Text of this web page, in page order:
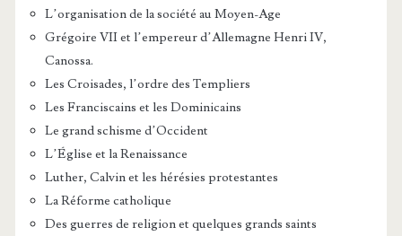
L’organisation de la société au Moyen-Age
Grégoire VII et l’empereur d’Allemagne Henri IV,
Canossa.
Les Croisades, l’ordre des Templiers
Les Franciscains et les Dominicains
Le grand schisme d’Occident
L’Église et la Renaissance
Luther, Calvin et les hérésies protestantes
La Réforme catholique
Des guerres de religion et quelques grands saints